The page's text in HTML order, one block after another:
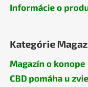
Informácie o
Kategórie
Magazín o konope
CBD pomáha u